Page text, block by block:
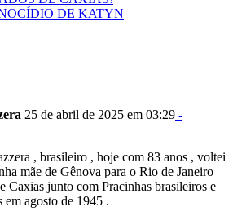
25 de abril de 2025 em 03:29 -
, brasileiro , hoje com 83 anos , voltei
mãe de Gênova para o Rio de Janeiro
Caxias junto com Pracinhas brasileiros e
em agosto de 1945 .